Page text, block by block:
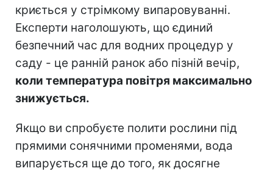
криється у стрімкому випаровуванні.
Експерти наголошують, що єдиний
безпечний час для водних процедур у
саду - це ранній ранок або пізній вечір,
коли температура повітря максимально
знижується.
Якщо ви спробуєте полити рослини під
прямими сонячними променями, вода
випарується ще до того, як досягне